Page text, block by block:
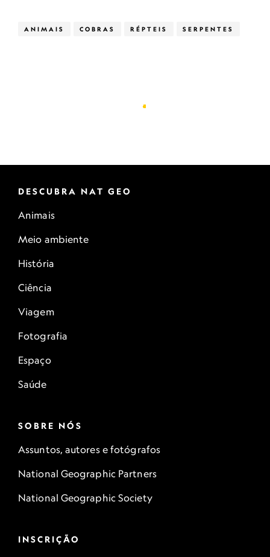
ANIMAIS COBRAS RÉPTEIS SERPENTES
DESCUBRA NAT GEO
Animais
Meio ambiente
História
Ciência
Viagem
Fotografia
Espaço
Saúde
SOBRE NÓS
Assuntos, autores e fotógrafos
National Geographic Partners
National Geographic Society
INSCRIÇÃO